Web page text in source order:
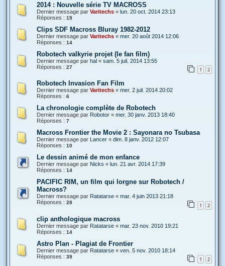
2014 : Nouvelle série TV MACROSS
Dernier message par Varitechs « lun. 20 oct. 2014 23:13
Réponses : 19
Clips SDF Macross Bluray 1982-2012
Dernier message par Varitechs « mer. 20 août 2014 12:06
Réponses : 14
Robotech valkyrie projet (le fan film)
Dernier message par hal « sam. 5 juil. 2014 13:55
Réponses : 27 1 2
Robotech Invasion Fan Film
Dernier message par Varitechs « mer. 2 juil. 2014 20:02
Réponses : 6
La chronologie complète de Robotech
Dernier message par Robotor « mer. 30 janv. 2013 18:40
Réponses : 7
Macross Frontier the Movie 2 : Sayonara no Tsubasa
Dernier message par Lancer « dim. 8 janv. 2012 12:07
Réponses : 10
Le dessin animé de mon enfance
Dernier message par Nicks « lun. 21 avr. 2014 17:39
Réponses : 14
PACIFIC RIM, un film qui lorgne sur Robotech /
Macross?
Dernier message par Ratatarse « mar. 4 juin 2013 21:18
Réponses : 28 1 2
clip anthologique macross
Dernier message par Ratatarse « mar. 23 nov. 2010 19:21
Réponses : 14
Astro Plan - Plagiat de Frontier
Dernier message par Ratatarse « ven. 5 nov. 2010 18:14
Réponses : 39 1 2